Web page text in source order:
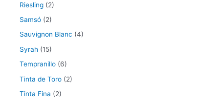
Riesling (2)
Samsó (2)
Sauvignon Blanc (4)
Syrah (15)
Tempranillo (6)
Tinta de Toro (2)
Tinta Fina (2)